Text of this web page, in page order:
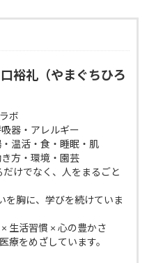
裕礼（やまぐちひろ
ボ
器・アレルギー
温活・食・睡眠・肌
方・環境・園芸
だけでなく、人をまるごと
胸に、学びを続けていま
生活習慣 × 心の豊かさ
療をめざしています。